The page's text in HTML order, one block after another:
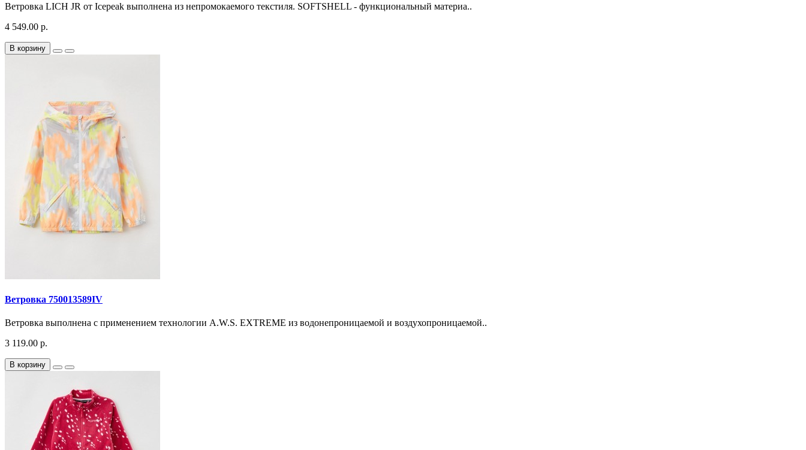
Ветровка LICH JR от Icepeak выполнена из непромокаемого текстиля. SOFTSHELL - функциональный материа..
4 549.00 р.
В корзину
Ветровка 750013589IV
Ветровка выполнена с применением технологии A.W.S. EXTREME из водонепроницаемой и воздухопроницаемой..
3 119.00 р.
В корзину